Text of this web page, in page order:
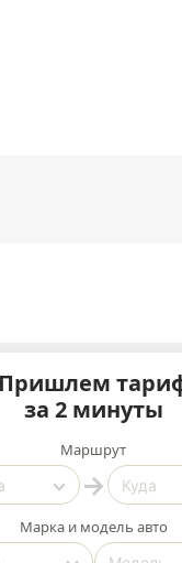
Пришлем
за 2 минуты
Маршрут
→
Марка и модель авто